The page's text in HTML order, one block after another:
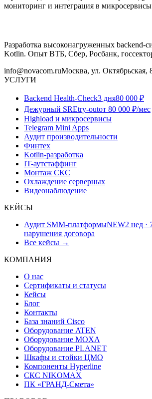
мониторинг и интеграция в
Разработка высоконагруженных backend-
Kotlin. Опыт ВТБ, Сбер, Росбанк,
info@novacom.ruМосква, ул. Октябрьская,
УСЛУГИ
Backend Health-Check3 дня80 000 ₽
Дежурный SREtry-outот 80 000 ₽/мес
Highload и микросервисы
Telegram Mini Apps
Аудит производительности
Финтех
Kotlin-разработка
IT-аутстаффинг
Монтаж СКС
Охлаждение серверных
Видеонаблюдение
КЕЙСЫ
Аудит SMM-платформыNEW2 нед ·
нарушения договора
Все кейсы →
КОМПАНИЯ
О нас
Сертификаты и статусы
Кейсы
Блог
Контакты
База знаний Cisco
Оборудование ATEN
Оборудование MOXA
Оборудование PLANET
Шкафы и стойки ЦМО
Компоненты Hyperline
СКС NIKOMAX
ПК «ГРАНД-Смета»